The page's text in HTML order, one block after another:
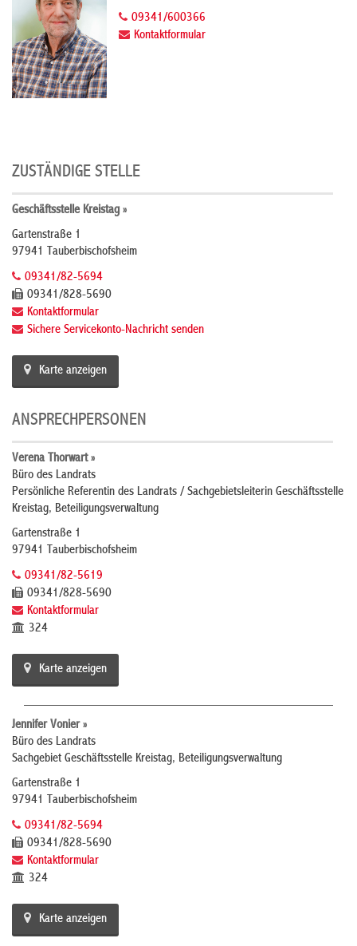
09341/600366
Kontaktformular
ZUSTÄNDIGE STELLE
Geschäftsstelle Kreistag »
Gartenstraße 1
97941 Tauberbischofsheim
09341/82-5694
09341/828-5690
Kontaktformular
Sichere Servicekonto-Nachricht senden
Karte anzeigen
ANSPRECHPERSONEN
Verena Thorwart »
Büro des Landrats
Persönliche Referentin des Landrats / Sachgebietsleiterin Geschäftsstelle
Kreistag, Beteiligungsverwaltung
Gartenstraße 1
97941 Tauberbischofsheim
09341/82-5619
09341/828-5690
Kontaktformular
324
Karte anzeigen
Jennifer Vonier »
Büro des Landrats
Sachgebiet Geschäftsstelle Kreistag, Beteiligungsverwaltung
Gartenstraße 1
97941 Tauberbischofsheim
09341/82-5694
09341/828-5690
Kontaktformular
324
Karte anzeigen